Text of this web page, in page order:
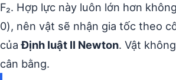
F₂. Hợp lực này luôn lớn hơn
0), nên vật sẽ nhận gia tốc theo
củaĐịnh luật II Newton. Vật
cân bằng.